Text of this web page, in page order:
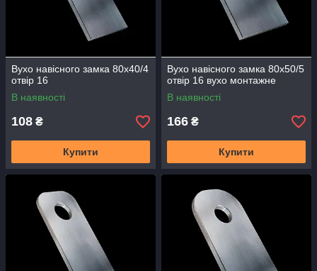
Вухо навісного замка 80х40/4
отвір 16
В наявності
108 ₴
Купити
Вухо навісного замка 80х50/5
отвір 16 вухо монтажне
В наявності
166 ₴
Купити